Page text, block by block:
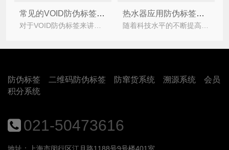
常见的VOID防伪标签具有哪些功能特征？ 热水器应用防伪标签，消费者买的放心
防伪标签 二维码防伪标签 防窜货系统 溯源系统
会员
积分系统
021-50473616